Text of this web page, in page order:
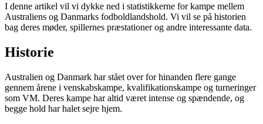
I denne artikel vil vi dykke ned i statistikkerne for kampe mellem
Australiens og Danmarks fodboldlandshold. Vi vil se på historien
bag deres møder, spillernes præstationer og andre interessante data.
Historie
Australien og Danmark har stået over for hinanden flere gange
gennem årene i venskabskampe, kvalifikationskampe og turneringer
som VM. Deres kampe har altid været intense og spændende, og
begge hold har halet sejre hjem.